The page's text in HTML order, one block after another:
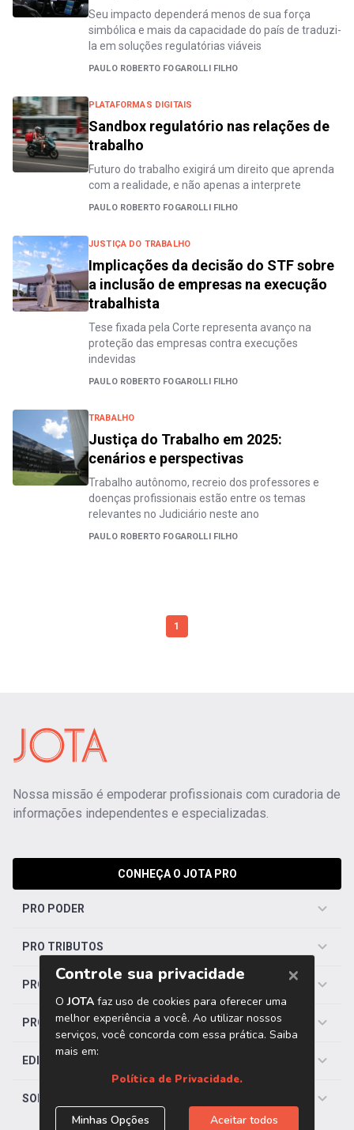
Seu impacto dependerá menos de sua força
simbólica e mais da capacidade do país de traduzi-
la em soluções regulatórias viáveis
PAULO ROBERTO FOGAROLLI FILHO
PLATAFORMAS DIGITAIS
Sandbox regulatório nas relações de
trabalho
Futuro do trabalho exigirá um direito que aprenda
com a realidade, e não apenas a interprete
PAULO ROBERTO FOGAROLLI FILHO
JUSTIÇA DO TRABALHO
Implicações da decisão do STF sobre
a inclusão de empresas na execução
trabalhista
Tese fixada pela Corte representa avanço na
proteção das empresas contra execuções
indevidas
PAULO ROBERTO FOGAROLLI FILHO
TRABALHO
Justiça do Trabalho em 2025:
cenários e perspectivas
Trabalho autônomo, recreio dos professores e
doenças profissionais estão entre os temas
relevantes no Judiciário neste ano
PAULO ROBERTO FOGAROLLI FILHO
1
Nossa missão é empoderar profissionais com curadoria de
informações independentes e especializadas.
CONHEÇA O JOTA PRO
PRO PODER
PRO TRIBUTOS
PRO TRABALHISTA
PRO SAÚDE
EDITORIAS
SOBRE O JOTA